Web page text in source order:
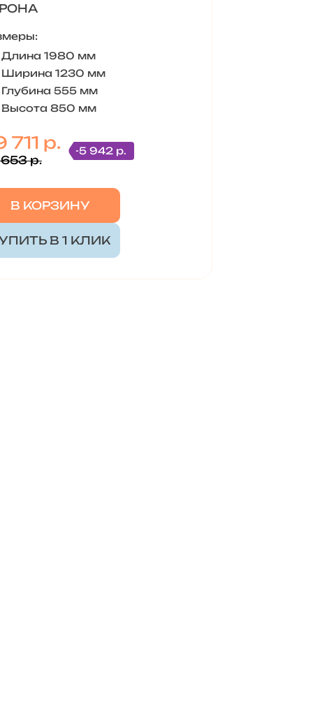
Длина 1980 мм
Ширина 1230 мм
Глубина 555 мм
Высота 850 мм
711 р.
р.
-5 942 р.
В КОРЗИНУ
В 1 КЛИК